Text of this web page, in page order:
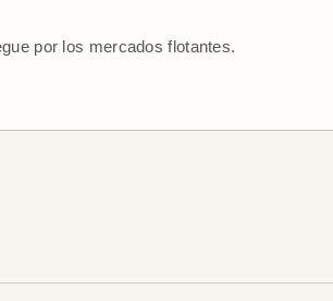
por los mercados flotantes.